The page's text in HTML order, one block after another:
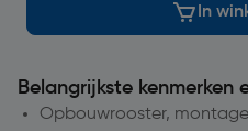
In
Belangrijkste kenmerken
Opbouwrooster,